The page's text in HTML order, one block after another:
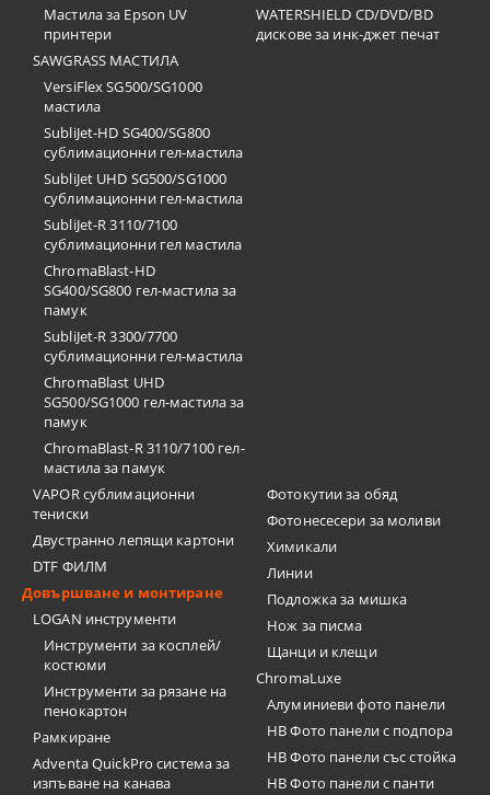
Мастила за Epson UV
принтери
SAWGRASS МАСТИЛА
VersiFlex SG500/SG1000
мастила
SubliJet-HD SG400/SG800
сублимационни гел-мастила
SubliJet UHD SG500/SG1000
сублимационни гел-мастила
SubliJet-R 3110/7100
сублимационни гел мастила
ChromaBlast-HD
SG400/SG800 гел-мастила за
памук
SubliJet-R 3300/7700
сублимационни гел-мастила
ChromaBlast UHD
SG500/SG1000 гел-мастила за
памук
ChromaBlast-R 3110/7100 гел-
мастила за памук
WATERSHIELD CD/DVD/BD
дискове за инк-джет печат
VAPOR сублимационни
тениски
Двустранно лепящи картони
DTF ФИЛМ
Довършване и монтиране
LOGAN инструменти
Инструменти за косплей/
костюми
Инструменти за рязане на
пенокартон
Рамкиране
Adventa QuickPro система за
изпъване на канава
Фотокутии за обяд
Фотонесесери за моливи
Химикали
Линии
Подложка за мишка
Нож за писма
Щанци и клещи
ChromaLuxe
Алуминиеви фото панели
HB Фото панели с подпора
HB Фото панели със стойка
HB Фото панели с панти